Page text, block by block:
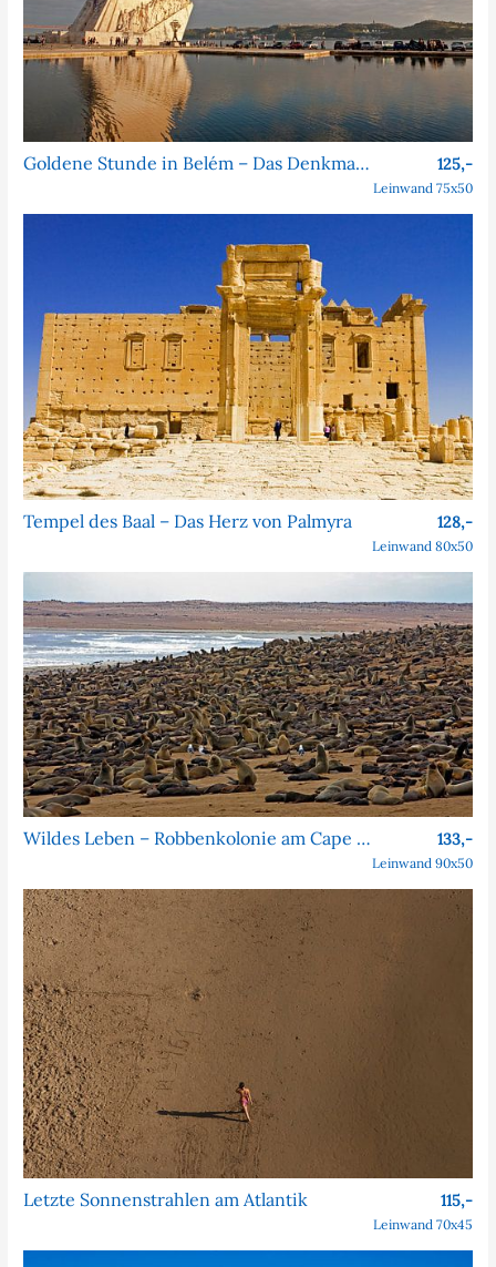
Goldene Stunde in Belém – Das Denkmal der Entdeckungen 125,-
Leinwand 75x50
Tempel des Baal – Das Herz von Palmyra 128,-
Leinwand 80x50
Wildes Leben – Robbenkolonie am Cape Cross 133,-
Leinwand 90x50
Letzte Sonnenstrahlen am Atlantik 115,-
Leinwand 70x45